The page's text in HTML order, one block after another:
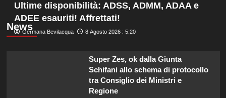
tutti
suggerimenti
per
articoli
News
Ultime disponibilità: ADSS, ADMM, ADAA e
ADEE esauriti! Affrettati!
Germana Bevilacqua 8 Agosto 2026 : 5:20
Super Zes, ok dalla Giunta
Schifani allo schema di protocollo
tra Consiglio dei Ministri e
Regione